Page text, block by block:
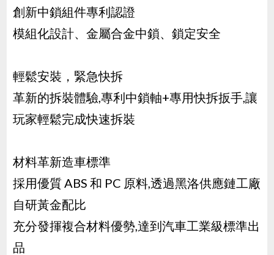
創新中鎖組件專利認證
模組化設計、金屬合金中鎖、鎖定安全
輕鬆安裝，緊急快拆
革新的拆裝體驗,專利中鎖軸+專用快拆扳手,讓
玩家輕鬆完成快速拆裝
材料革新造車標準
採用優質 ABS 和 PC 原料,透過黑洛供應鏈工廠
自研黃金配比
充分發揮複合材料優勢,達到汽車工業級標準出
品